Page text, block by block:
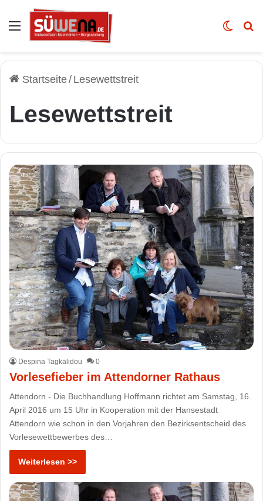
Auswahl Skin
Startseite/ Lesewettstreit
Lesewettstreit
Despina Tagkalidou 0
Vorlesefieber im Attendorner Rathaus
Attendorn - Die Buchhandlung Hoffmann richtet am Samstag, 16.
April 2016 um 15 Uhr in Kooperation mit der Hansestadt
Attendorn wie schon in den Vorjahren den Bezirksentscheid des
Vorlesewettbewerbes des…
Weiterlesen >>